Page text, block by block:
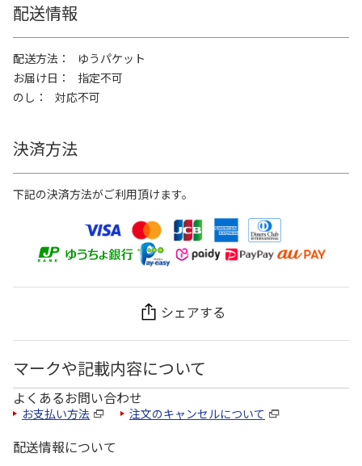
配送情報
配送方法
ゆうパケット
お届け日
指定不可
のし
対応不可
決済方法
下記の決済方法がご利用頂けます。
シェアする
マークや記載内容について
よくあるお問い合わせ
お支払い方法 注文のキャンセルについて
配送情報について